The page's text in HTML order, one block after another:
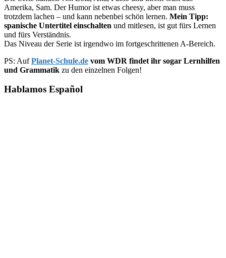
Amerika, Sam. Der Humor ist etwas cheesy, aber man muss
trotzdem lachen – und kann nebenbei schön lernen. Mein Tipp:
spanische Untertitel einschalten und mitlesen, ist gut fürs Lernen
und fürs Verständnis.
Das Niveau der Serie ist irgendwo im fortgeschrittenen A-Bereich.
PS: AufPlanet-Schule.de vom WDR findet ihr sogar Lernhilfen
und Grammatik zu den einzelnen Folgen!
Hablamos Español